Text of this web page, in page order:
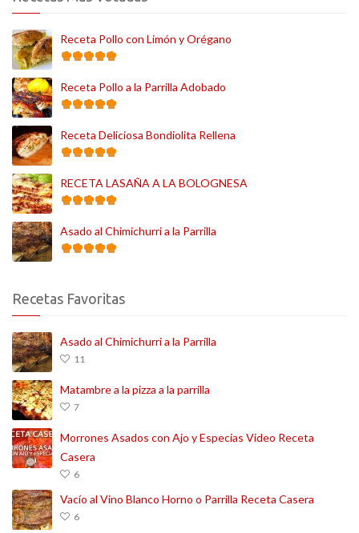
Receta Pollo con Limón y Orégano
Receta Pollo a la Parrilla Adobado
Receta Deliciosa Bondiolita Rellena
RECETA LASAÑA A LA BOLOGNESA
Asado al Chimichurri a la Parrilla
Recetas Favoritas
Asado al Chimichurri a la Parrilla
11
Matambre a la pizza a la parrilla
7
Morrones Asados con Ajo y Especias Video Receta
Casera
6
Vacío al Vino Blanco Horno o Parrilla Receta Casera
6